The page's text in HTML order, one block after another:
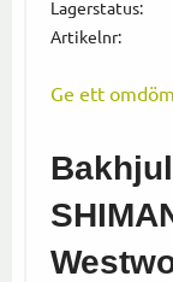
Lagerstatus
Artikelnr
Ge ett